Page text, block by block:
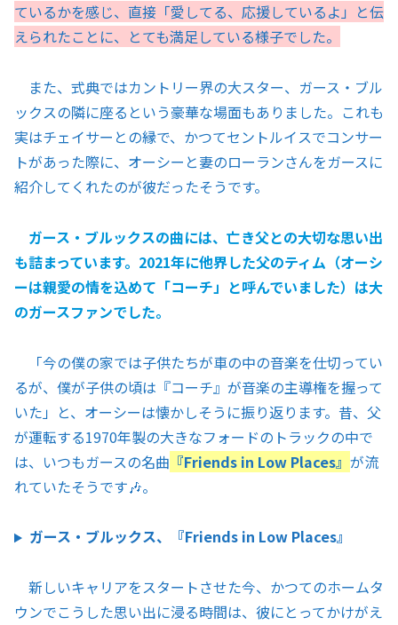
ているかを感じ、直接「愛してる、応援しているよ」と伝
えられたことに、とても満足している様子でした。
また、式典ではカントリー界の大スター、ガース・ブル
ックスの隣に座るという豪華な場面もありました。これも
実はチェイサーとの縁で、かつてセントルイスでコンサー
トがあった際に、オーシーと妻のローランさんをガースに
紹介してくれたのが彼だったそうです。
ガース・ブルックスの曲には、亡き父との大切な思い出
も詰まっています。2021年に他界した父のティム（オーシ
ーは親愛の情を込めて「コーチ」と呼んでいました）は大
のガースファンでした。
「今の僕の家では子供たちが車の中の音楽を仕切ってい
るが、僕が子供の頃は『コーチ』が音楽の主導権を握って
いた」と、オーシーは懐かしそうに振り返ります。昔、父
が運転する1970年製の大きなフォードのトラックの中で
は、いつもガースの名曲 『Friends in Low Places』 が流
れていたそうです🎶。
ガース・ブルックス、『Friends in Low Places』
新しいキャリアをスタートさせた今、かつてのホームタ
ウンでこうした思い出に浸る時間は、彼にとってかけがえ